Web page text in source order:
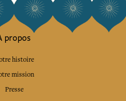
propos
histoire
mission
Presse